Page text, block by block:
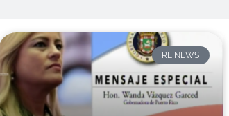
RE NEWS